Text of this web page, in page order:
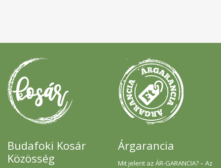
Budafoki Kosár
Közösség
Árgarancia
Mit jelent az ÁR-GARANCIA? – Az